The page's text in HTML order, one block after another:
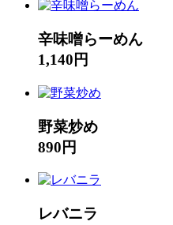
辛味噌らーめん
1,140円
野菜炒め
890円
レバニラ